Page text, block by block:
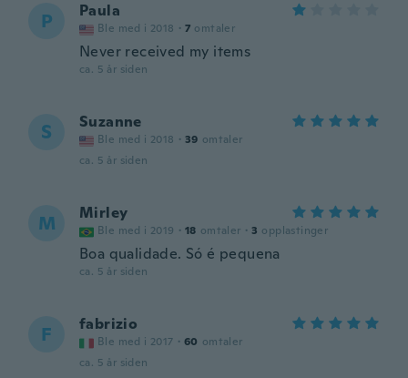
P Paula
Ble med i 2018 · 7 omtaler
Never received my items
ca. 5 år siden
S Suzanne
Ble med i 2018 · 39 omtaler
ca. 5 år siden
M Mirley
Ble med i 2019 · 18 omtaler · 3 opplastinger
Boa qualidade. Só é pequena
ca. 5 år siden
F fabrizio
Ble med i 2017 · 60 omtaler
ca. 5 år siden